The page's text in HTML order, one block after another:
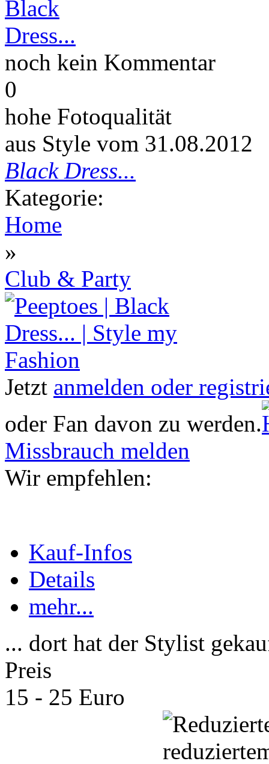
noch kein Kommentar
0
hohe Fotoqualität
aus Style vom 31.08.2012
Black Dress...
Kategorie:
Home
»
Club & Party
Jetzt anmelden oder
oder Fan davon zu werden.
Missbrauch melden
Wir empfehlen:
Kauf-Infos
Details
mehr...
... dort hat der Stylist
Preis
15 - 25 Euro